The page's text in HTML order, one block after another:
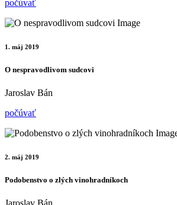
počúvať
1. máj 2019
O nespravodlivom sudcovi
Jaroslav Bán
počúvať
2. máj 2019
Podobenstvo o zlých vinohradníkoch